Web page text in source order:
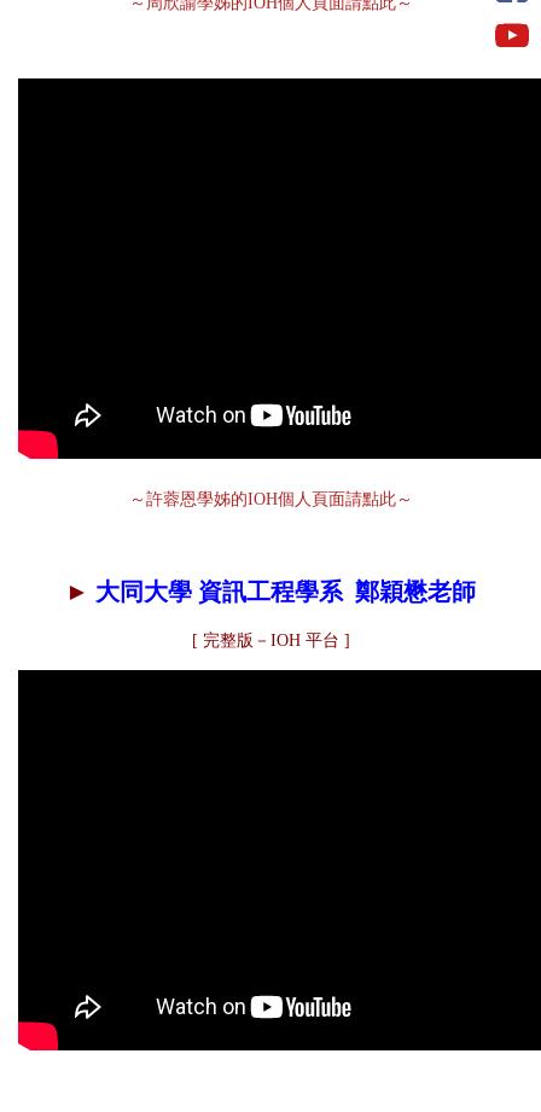
～許蓉恩學姊的IOH個人頁面請點此～
► 大同大學 資訊工程學系 鄭穎懋老師
[ 完整版－IOH 平台 ]